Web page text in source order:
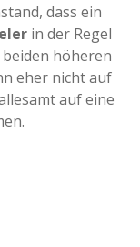
dass ein
in der Regel
höheren
eher nicht auf
auf eine